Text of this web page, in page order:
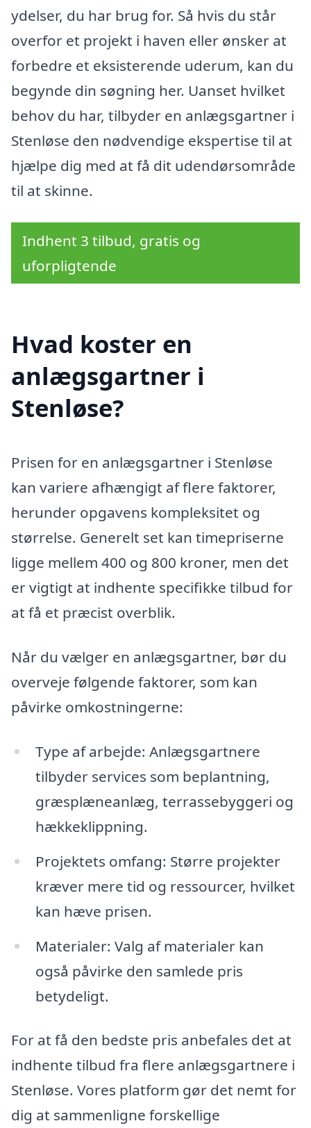
ydelser, du har brug for. Så hvis du står
overfor et projekt i haven eller ønsker at
forbedre et eksisterende uderum, kan du
begynde din søgning her. Uanset hvilket
behov du har, tilbyder en anlægsgartner i
Stenløse den nødvendige ekspertise til at
hjælpe dig med at få dit udendørsområde
til at skinne.
Indhent 3 tilbud, gratis og
uforpligtende
Hvad koster en
anlægsgartner i
Stenløse?
Prisen for en anlægsgartner i Stenløse
kan variere afhængigt af flere faktorer,
herunder opgavens kompleksitet og
størrelse. Generelt set kan timepriserne
ligge mellem 400 og 800 kroner, men det
er vigtigt at indhente specifikke tilbud for
at få et præcist overblik.
Når du vælger en anlægsgartner, bør du
overveje følgende faktorer, som kan
påvirke omkostningerne:
Type af arbejde: Anlægsgartnere
tilbyder services som beplantning,
græsplæneanlæg, terrassebyggeri og
hækkeklippning.
Projektets omfang: Større projekter
kræver mere tid og ressourcer, hvilket
kan hæve prisen.
Materialer: Valg af materialer kan
også påvirke den samlede pris
betydeligt.
For at få den bedste pris anbefales det at
indhente tilbud fra flere anlægsgartnere i
Stenløse. Vores platform gør det nemt for
dig at sammenligne forskellige